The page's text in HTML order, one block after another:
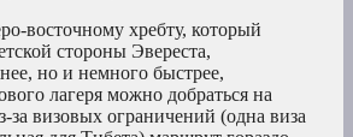
восточному хребту, который
стороны Эвереста,
но и немного быстрее,
лагеря можно добраться на
за визовых ограничений (одна виза